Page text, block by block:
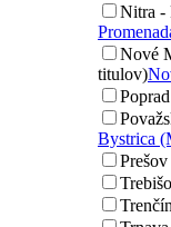
Nitra -
Nové
titulov)
Bystrica